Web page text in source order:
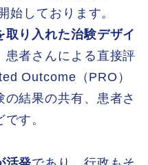
しております。
取り入れた治験デザイ
患者さんによる直接評
Outcome（PRO）
結果の共有、患者さ
す。